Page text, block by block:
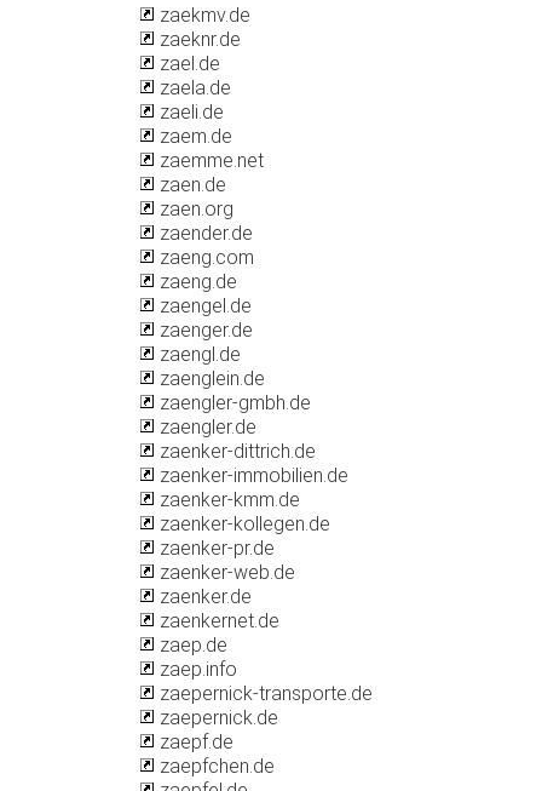
zaekmv.de
zaeknr.de
zael.de
zaela.de
zaeli.de
zaem.de
zaemme.net
zaen.de
zaen.org
zaender.de
zaeng.com
zaeng.de
zaengel.de
zaenger.de
zaengl.de
zaenglein.de
zaengler-gmbh.de
zaengler.de
zaenker-dittrich.de
zaenker-immobilien.de
zaenker-kmm.de
zaenker-kollegen.de
zaenker-pr.de
zaenker-web.de
zaenker.de
zaenkernet.de
zaep.de
zaep.info
zaepernick-transporte.de
zaepernick.de
zaepf.de
zaepfchen.de